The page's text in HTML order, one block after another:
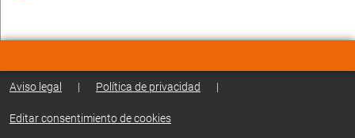
Aviso legal | Política de privacidad |
Editar consentimiento de cookies